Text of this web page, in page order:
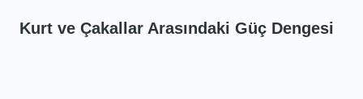
Kurt ve Çakallar Arasındaki Güç Dengesi